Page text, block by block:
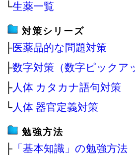
└生薬一覧
対策シリーズ
├医薬品的な問題対策
├数字対策（数字ピックア
├人体 カタカナ語句対策
└人体 器官定義対策
勉強方法
├ 「基本知識」の勉強方法